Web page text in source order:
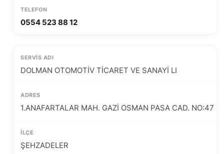
0554 523 88 12
DOLMAN OTOMOTİV TİCARET VE SANAYİ LI
1.ANAFARTALAR MAH. GAZİ OSMAN PASA CAD. NO:47
ŞEHZADELER